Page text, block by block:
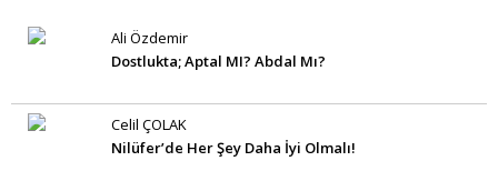
Ali Özdemir
Dostlukta; Aptal MI? Abdal Mı?
Celil ÇOLAK
Nilüfer’de Her Şey Daha İyi Olmalı!